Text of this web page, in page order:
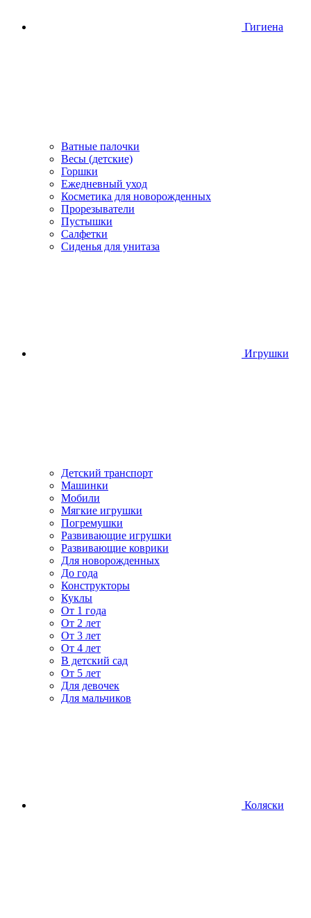
Гигиена
Ватные палочки
Весы (детские)
Горшки
Ежедневный уход
Косметика для новорожденных
Прорезыватели
Пустышки
Салфетки
Сиденья для унитаза
Игрушки
Детский транспорт
Машинки
Мобили
Мягкие игрушки
Погремушки
Развивающие игрушки
Развивающие коврики
Для новорожденных
До года
Конструкторы
Куклы
От 1 года
От 2 лет
От 3 лет
От 4 лет
В детский сад
От 5 лет
Для девочек
Для мальчиков
Коляски